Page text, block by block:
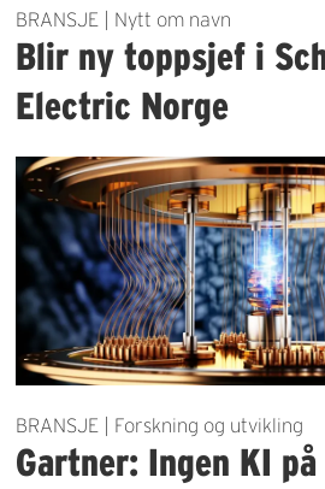
BRANSJE | Nytt om navn
Blir ny toppsjef i
Electric Norge
BRANSJE | Forskning og utvikling
Gartner: Ingen KI på